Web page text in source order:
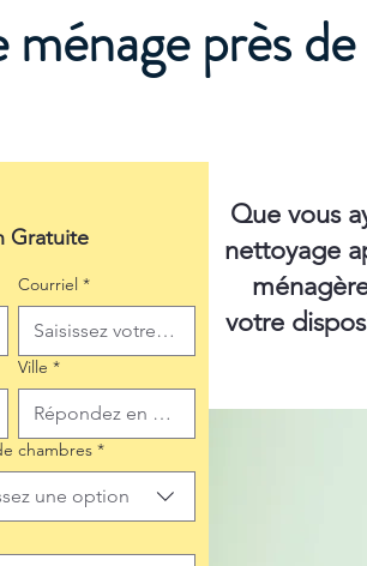
près
Gratuite
Courriel *
Ville *
chambres *
une option
Que vous
nettoyage
votre